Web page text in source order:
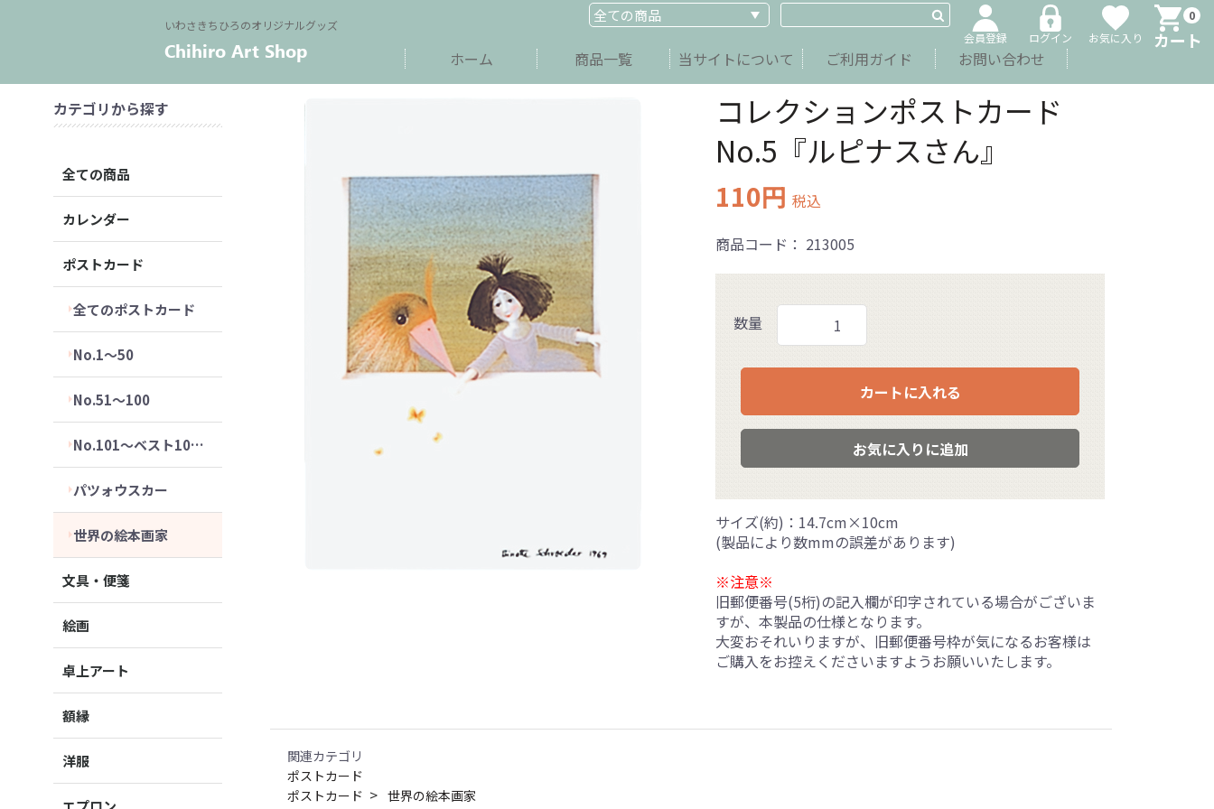
0
カート
お気に入り
ログイン
会員登録
いわさきちひろのオリジナルグッズ
ホーム 商品一覧 当サイトについて ご利用ガイド お問い合わせ
カテゴリから探す
全ての商品
カレンダー
ポストカード
全てのポストカード
No.1～50
No.51～100
No.101～ベスト10セット
パツォウスカー
世界の絵本画家
文具・便箋
絵画
卓上アート
額縁
洋服
コレクションポストカード
No.5『ルピナスさん』
110円 税込
商品コード： 213005
数量
カートに入れる
お気に入りに追加
サイズ(約)：14.7cm×10cm
(製品により数mmの誤差があります)
※注意※
旧郵便番号(5桁)の記入欄が印字されている場合がございま
すが、本製品の仕様となります。
大変おそれいりますが、旧郵便番号枠が気になるお客様は
ご購入をお控えくださいますようお願いいたします。
関連カテゴリ
ポストカード
ポストカード
世界の絵本画家